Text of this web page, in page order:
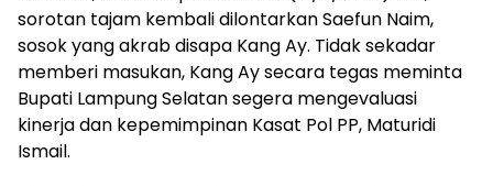
sorotan tajam kembali dilontarkan Saefun Naim,
sosok yang akrab disapa Kang Ay. Tidak sekadar
memberi masukan, Kang Ay secara tegas meminta
Bupati Lampung Selatan segera mengevaluasi
kinerja dan kepemimpinan Kasat Pol PP, Maturidi
Ismail.